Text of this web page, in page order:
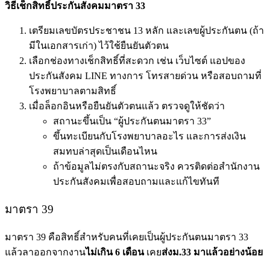
วิธีเช็กสิทธิ์ประกันสังคมมาตรา 33
เตรียมเลขบัตรประชาชน 13 หลัก และเลขผู้ประกันตน (ถ้า
มีในเอกสารเก่า) ไว้ใช้ยืนยันตัวตน
เลือกช่องทางเช็กสิทธิ์ที่สะดวก เช่น เว็บไซต์ แอปของ
ประกันสังคม LINE ทางการ โทรสายด่วน หรือสอบถามที่
โรงพยาบาลตามสิทธิ์
เมื่อล็อกอินหรือยืนยันตัวตนแล้ว ตรวจดูให้ชัดว่า
สถานะขึ้นเป็น “ผู้ประกันตนมาตรา 33”
ขึ้นทะเบียนกับโรงพยาบาลอะไร และการส่งเงิน
สมทบล่าสุดเป็นเดือนไหน
ถ้าข้อมูลไม่ตรงกับสถานะจริง ควรติดต่อสำนักงาน
ประกันสังคมเพื่อสอบถามและแก้ไขทันที
มาตรา 39
มาตรา 39 คือสิทธิ์สำหรับคนที่เคยเป็นผู้ประกันตนมาตรา 33
แล้วลาออกจากงานไม่เกิน 6 เดือนเคยส่งม.33 มาแล้วอย่างน้อย